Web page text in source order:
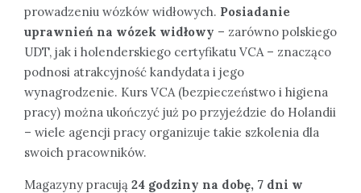
prowadzeniu wózków widłowych. Posiadanie
uprawnień na wózek widłowy – zarówno polskiego
UDT, jak i holenderskiego certyfikatu VCA – znacząco
podnosi atrakcyjność kandydata i jego
wynagrodzenie. Kurs VCA (bezpieczeństwo i higiena
pracy) można ukończyć już po przyjeździe do Holandii
– wiele agencji pracy organizuje takie szkolenia dla
swoich pracowników.
Magazyny pracują 24 godziny na dobę, 7 dni w